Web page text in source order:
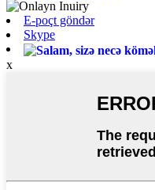
E-poçt göndər
Skype
x